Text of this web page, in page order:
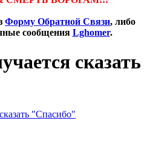
Форму Обратной Связи, либо
сообщения Lghomer.
сказать
"Спасибо"